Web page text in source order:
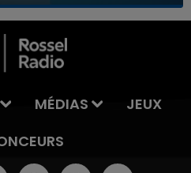
MÉDIAS
JEUX